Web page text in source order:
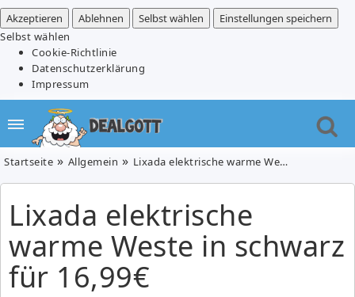
Akzeptieren
Ablehnen Selbst wählen
Einstellungen speichern
Selbst wählen
Cookie-Richtlinie
Datenschutzerklärung
Impressum
Startseite Allgemein Lixada elektrische warme Weste in schwarz für 16,99€
Lixada elektrische
warme Weste in schwarz
für 16,99€